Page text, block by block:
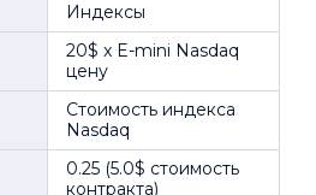
Индексы
20$ x E-mini Nasdaq
цену
Стоимость индекса
Nasdaq
0.25 (5.0$ стоимость
контракта)